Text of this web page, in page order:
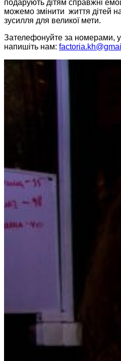
подарують дітям справжні
можемо змінити життя дітей
зусилля для великої мети.
Зателефонуйте за номерами,
напишіть нам: